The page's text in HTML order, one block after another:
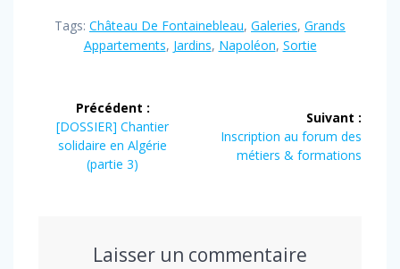
Tags: Château De Fontainebleau, Galeries, Grands
Appartements, Jardins, Napoléon, Sortie
Navigation
l’article
Précédent :
Article
précédent
[DOSSIER] Chantier
solidaire en Algérie
(partie 3)
Suivant :
Article
suivant
Inscription au forum des
métiers & formations
Laisser un commentaire